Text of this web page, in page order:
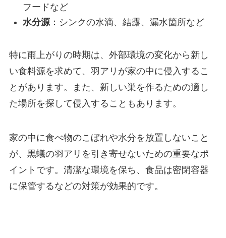
フードなど
水分源：シンクの水滴、結露、漏水箇所など
特に雨上がりの時期は、外部環境の変化から新し
い食料源を求めて、羽アリが家の中に侵入するこ
とがあります。また、新しい巣を作るための適し
た場所を探して侵入することもあります。
家の中に食べ物のこぼれや水分を放置しないこと
が、黒蟻の羽アリを引き寄せないための重要なポ
イントです。清潔な環境を保ち、食品は密閉容器
に保管するなどの対策が効果的です。